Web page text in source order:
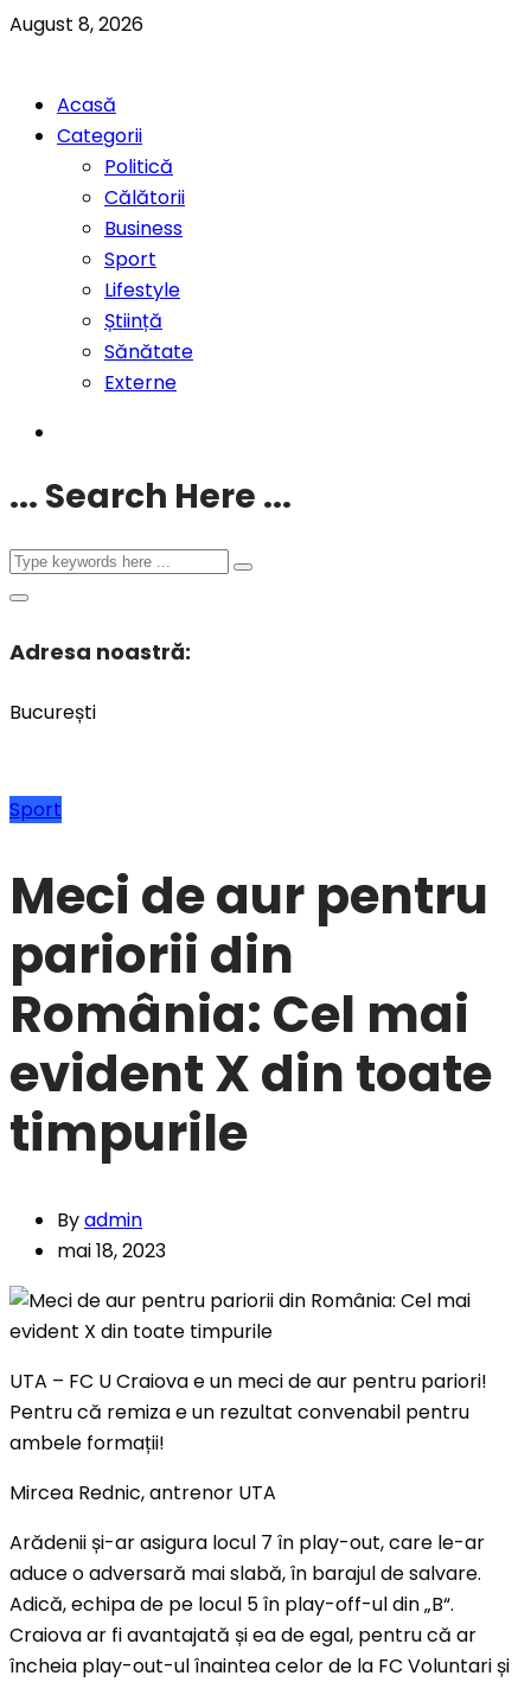
August 8, 2026
Acasă
Categorii
Politică
Călătorii
Business
Sport
Lifestyle
Știință
Sănătate
Externe
... Search Here ...
Adresa noastră:
București
Sport
Meci de aur pentru
pariorii din
România: Cel mai
evident X din toate
timpurile
Byadmin
mai 18, 2023
UTA – FC U Craiova e un meci de aur pentru pariori!
Pentru că remiza e un rezultat convenabil pentru
ambele formații!
Mircea Rednic, antrenor UTA
Arădenii și-ar asigura locul 7 în play-out, care le-ar
aduce o adversară mai slabă, în barajul de salvare.
Adică, echipa de pe locul 5 în play-off-ul din „B“.
Craiova ar fi avantajată și ea de egal, pentru că ar
încheia play-out-ul înaintea celor de la FC Voluntari și